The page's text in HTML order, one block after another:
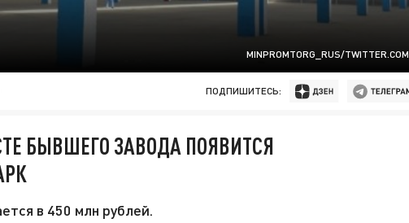
MINPROMTORG_RUS/TWITTER.COM
ПОДПИШИТЕСЬ:
БЫВШЕГО ЗАВОДА ПОЯВИТСЯ
в 450 млн рублей.